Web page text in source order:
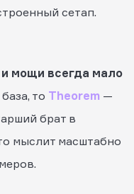
сетап.
и мощи всегда мало
то Theorem —
брат в
мыслит масштабно